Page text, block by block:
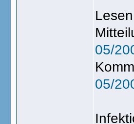
05/
05/